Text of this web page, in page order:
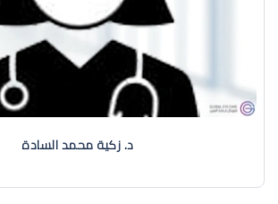
د. زكية محمد السادة